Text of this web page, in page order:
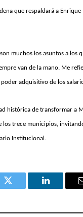
que respaldará a
muchos los asuntos a los
van de la mano. Me
adquisitivo de los
histórica de transformar a
trece municipios,
Institucional.
Twitter LinkedIn